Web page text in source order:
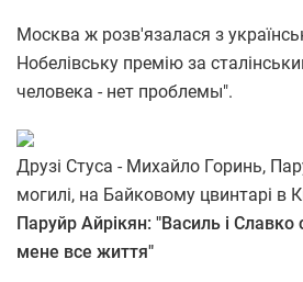
Москва ж розв'язалася з
Нобелівську премію за
человека - нет проблемы".
Друзі Стуса - Михайло Горинь,
могилі, на Байковому цвинтарі в
Паруйр Айрікян: "Василь і
мене все життя"